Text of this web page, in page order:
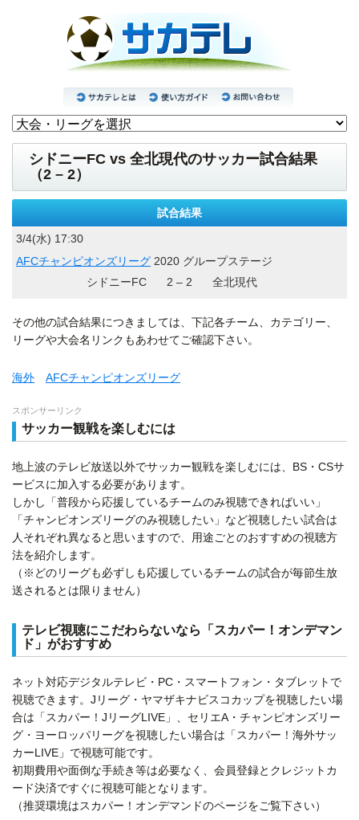
シドニーFC vs 全北現代のサッカー試合結果
（2 – 2）
試合結果
3/4(水) 17:30
AFCチャンピオンズリーグ 2020 グループステージ
シドニーFC
2 – 2 全北現代
その他の試合結果につきましては、下記各チーム、カテゴリー、
リーグや大会名リンクもあわせてご確認下さい。
海外 AFCチャンピオンズリーグ
スポンサーリンク
サッカー観戦を楽しむには
地上波のテレビ放送以外でサッカー観戦を楽しむには、BS・CSサ
ービスに加入する必要があります。
しかし「普段から応援しているチームのみ視聴できればいい」
「チャンピオンズリーグのみ視聴したい」など視聴したい試合は
人それぞれ異なると思いますので、用途ごとのおすすめの視聴方
法を紹介します。
（※どのリーグも必ずしも応援しているチームの試合が毎節生放
送されるとは限りません）
テレビ視聴にこだわらないなら「スカパー！オンデマン
ド」がおすすめ
ネット対応デジタルテレビ・PC・スマートフォン・タブレットで
視聴できます。Jリーグ・ヤマザキナビスコカップを視聴したい場
合は「スカパー！JリーグLIVE」、セリエA・チャンピオンズリー
グ・ヨーロッパリーグを視聴したい場合は「スカパー！海外サッ
カーLIVE」で視聴可能です。
初期費用や面倒な手続き等は必要なく、会員登録とクレジットカ
ード決済ですぐに視聴可能となります。
（推奨環境はスカパー！オンデマンドのページをご覧下さい）